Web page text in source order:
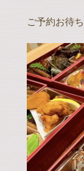
ご予約お待